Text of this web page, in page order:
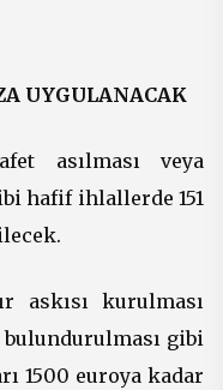
UYGULANACAK
asılması veya
hafif ihlallerde 151
askısı kurulması
gibi
1500 euroya kadar